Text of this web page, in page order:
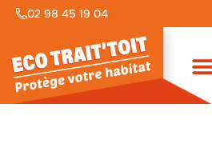
02 98 45 19 04